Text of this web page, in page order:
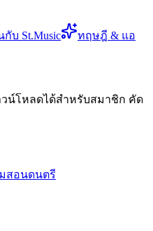
กับ St.Music
ทฤษฎี & แอ
น์โหลดได้สำหรับสมาชิก คัด
สอนดนตรี